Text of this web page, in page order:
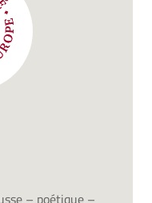
– poétique –